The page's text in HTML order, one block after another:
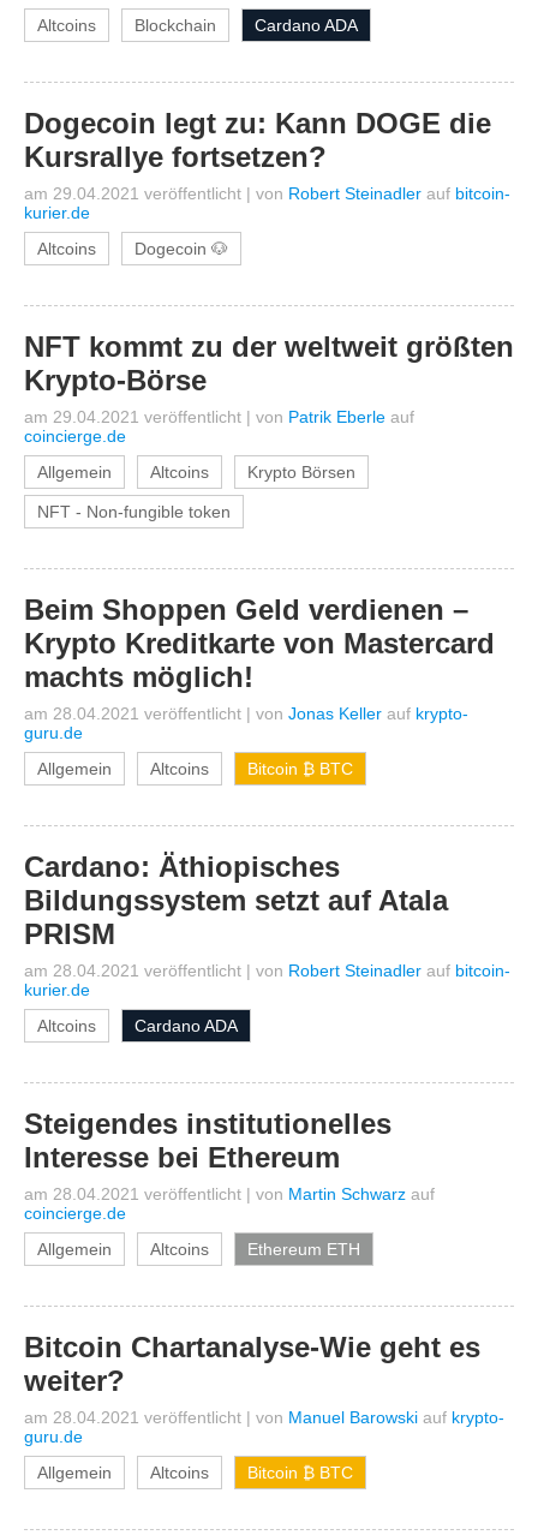
Altcoins
Blockchain Cardano ADA
Dogecoin legt zu: Kann DOGE die
Kursrallye fortsetzen?
am 29.04.2021 veröffentlicht | von Robert Steinadler auf bitcoin-
kurier.de
Altcoins
Dogecoin 🐶
NFT kommt zu der weltweit größten
Krypto-Börse
am 29.04.2021 veröffentlicht | von Patrik Eberle auf
coincierge.de
Allgemein
Altcoins Krypto Börsen
NFT - Non-fungible token
Beim Shoppen Geld verdienen –
Krypto Kreditkarte von Mastercard
machts möglich!
am 28.04.2021 veröffentlicht | von Jonas Keller auf krypto-
guru.de
Allgemein
Altcoins Bitcoin ₿ BTC
Cardano: Äthiopisches
Bildungssystem setzt auf Atala
PRISM
am 28.04.2021 veröffentlicht | von Robert Steinadler auf bitcoin-
kurier.de
Altcoins
Cardano ADA
Steigendes institutionelles
Interesse bei Ethereum
am 28.04.2021 veröffentlicht | von Martin Schwarz auf
coincierge.de
Allgemein
Altcoins Ethereum ETH
Bitcoin Chartanalyse-Wie geht es
weiter?
am 28.04.2021 veröffentlicht | von Manuel Barowski auf krypto-
guru.de
Allgemein
Altcoins Bitcoin ₿ BTC